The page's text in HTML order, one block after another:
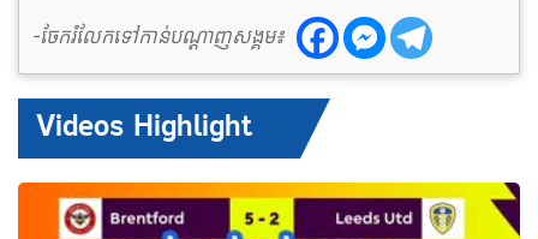
-ចែករំលែកទៅកាន់បណ្តាញសង្គម៖
Videos Highlight